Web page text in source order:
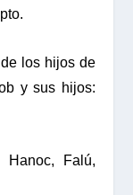
los hijos de
y sus hijos:
Falú,